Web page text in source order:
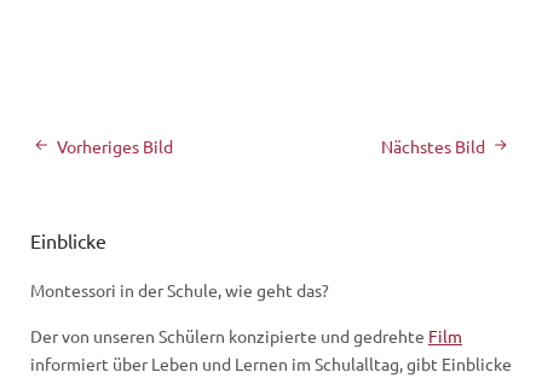
Nächstes Bild
Vorheriges Bild
Einblicke
Montessori in der Schule, wie geht das?
Der von unseren Schülern konzipierte und gedrehte Film
informiert über Leben und Lernen im Schulalltag, gibt Einblicke